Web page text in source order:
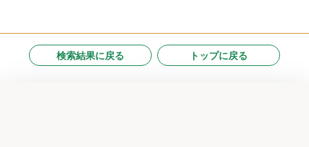
検索結果に戻る トップに戻る